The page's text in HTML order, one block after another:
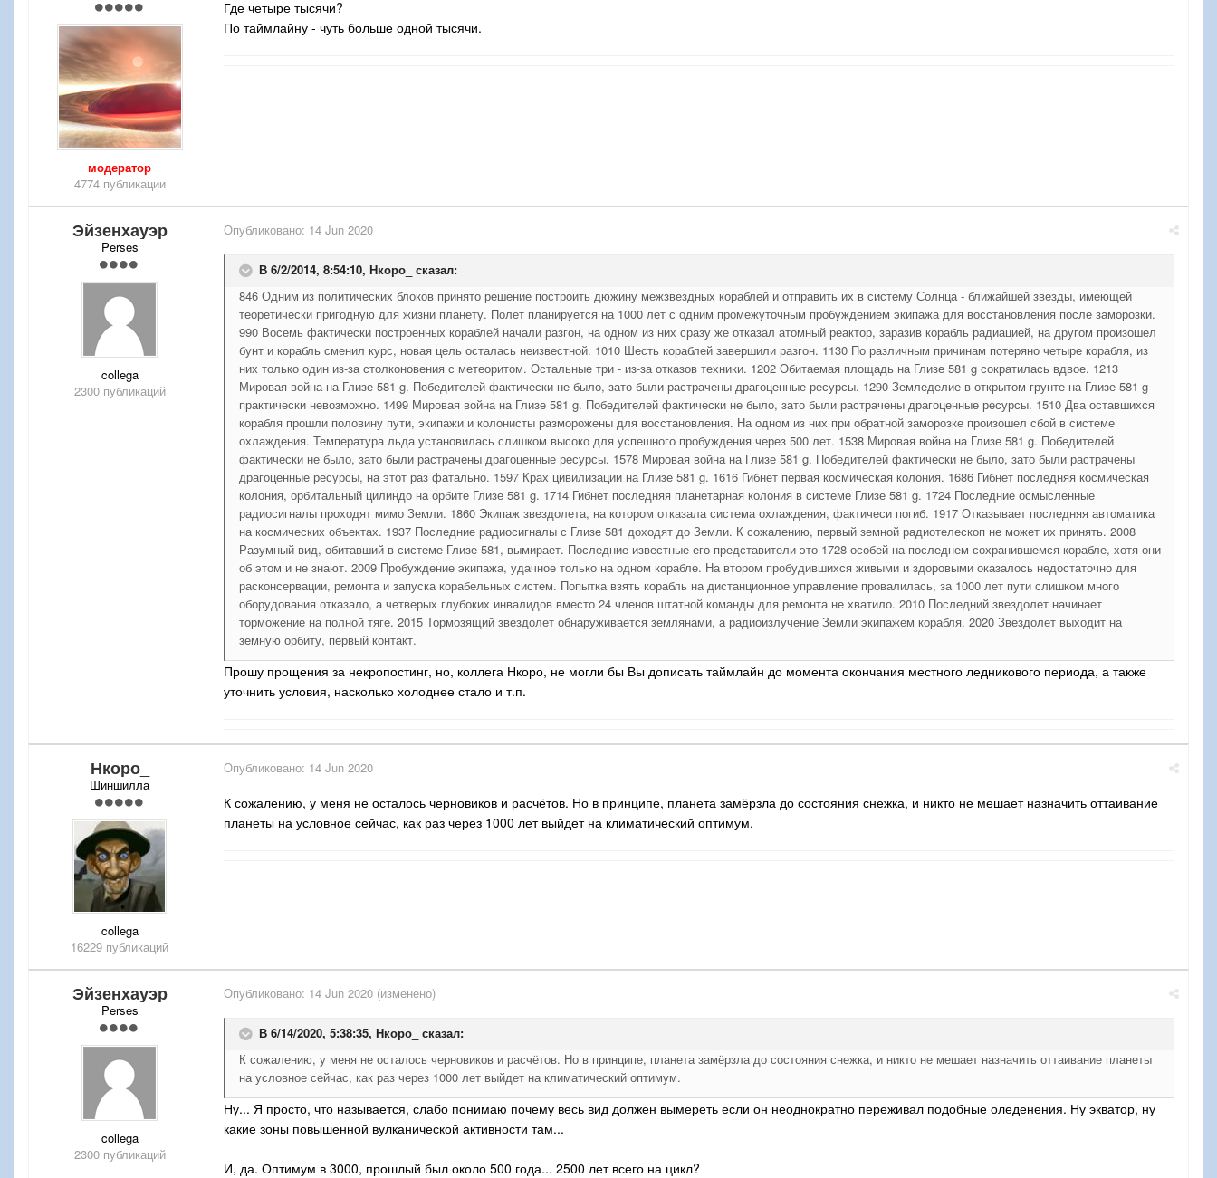
модератор
4774 публикации
Где четыре тысячи?
По таймлайну - чуть больше одной тысячи.
Эйзенхауэр
Perses
collega
2300 публикаций
Опубликовано: 14 Jun 2020
В 6/2/2014, 8:54:10, Нкоро_ сказал:
846 Одним из политических блоков принято решение построить дюжину межзвездных кораблей и отправить их в систему Солнца - ближайшей звезды, имеющей
теоретически пригодную для жизни планету. Полет планируется на 1000 лет с одним промежуточным пробуждением экипажа для восстановления после заморозки.
990 Восемь фактически построенных кораблей начали разгон, на одном из них сразу же отказал атомный реактор, заразив корабль радиацией, на другом произошел
бунт и корабль сменил курс, новая цель осталась неизвестной. 1010 Шесть кораблей завершили разгон. 1130 По различным причинам потеряно четыре корабля, из
них только один из-за столконовения с метеоритом. Остальные три - из-за отказов техники. 1202 Обитаемая площадь на Глизе 581 g сократилась вдвое. 1213
Мировая война на Глизе 581 g. Победителей фактически не было, зато были растрачены драгоценные ресурсы. 1290 Земледелие в открытом грунте на Глизе 581 g
практически невозможно. 1499 Мировая война на Глизе 581 g. Победителей фактически не было, зато были растрачены драгоценные ресурсы. 1510 Два оставшихся
корабля прошли половину пути, экипажи и колонисты разморожены для восстановления. На одном из них при обратной заморозке произошел сбой в системе
охлаждения. Температура льда установилась слишком высоко для успешного пробуждения через 500 лет. 1538 Мировая война на Глизе 581 g. Победителей
фактически не было, зато были растрачены драгоценные ресурсы. 1578 Мировая война на Глизе 581 g. Победителей фактически не было, зато были растрачены
драгоценные ресурсы, на этот раз фатально. 1597 Крах цивилизации на Глизе 581 g. 1616 Гибнет первая космическая колония. 1686 Гибнет последняя космическая
колония, орбитальный цилиндо на орбите Глизе 581 g. 1714 Гибнет последняя планетарная колония в системе Глизе 581 g. 1724 Последние осмысленные
радиосигналы проходят мимо Земли. 1860 Экипаж звездолета, на котором отказала система охлаждения, фактичеси погиб. 1917 Отказывает последняя автоматика
на космических объектах. 1937 Последние радиосигналы с Глизе 581 доходят до Земли. К сожалению, первый земной радиотелескоп не может их принять. 2008
Разумный вид, обитавший в системе Глизе 581, вымирает. Последние известные его представители это 1728 особей на последнем сохранившемся корабле, хотя они
об этом и не знают. 2009 Пробуждение экипажа, удачное только на одном корабле. На втором пробудившихся живыми и здоровыми оказалось недостаточно для
расконсервации, ремонта и запуска корабельных систем. Попытка взять корабль на дистанционное управление провалилась, за 1000 лет пути слишком много
оборудования отказало, а четверых глубоких инвалидов вместо 24 членов штатной команды для ремонта не хватило. 2010 Последний звездолет начинает
торможение на полной тяге. 2015 Тормозящий звездолет обнаруживается землянами, а радиоизлучение Земли экипажем корабля. 2020 Звездолет выходит на
земную орбиту, первый контакт.
Прошу прощения за некропостинг, но, коллега Нкоро, не могли бы Вы дописать таймлайн до момента окончания местного ледникового периода, а также
уточнить условия, насколько холоднее стало и т.п.
Нкоро_
Шиншилла
collega
16229 публикаций
Опубликовано: 14 Jun 2020
К сожалению, у меня не осталось черновиков и расчётов. Но в принципе, планета замёрзла до состояния снежка, и никто не мешает назначить оттаивание
планеты на условное сейчас, как раз через 1000 лет выйдет на климатический оптимум.
Эйзенхауэр
Perses
collega
2300 публикаций
Опубликовано: 14 Jun 2020 (изменено)
В 6/14/2020, 5:38:35, Нкоро_ сказал:
К сожалению, у меня не осталось черновиков и расчётов. Но в принципе, планета замёрзла до состояния снежка, и никто не мешает назначить оттаивание планеты
на условное сейчас, как раз через 1000 лет выйдет на климатический оптимум.
Ну... Я просто, что называется, слабо понимаю почему весь вид должен вымереть если он неоднократно переживал подобные оледенения. Ну экватор, ну
какие зоны повышенной вулканической активности там...
И, да. Оптимум в 3000, прошлый был около 500 года... 2500 лет всего на цикл?